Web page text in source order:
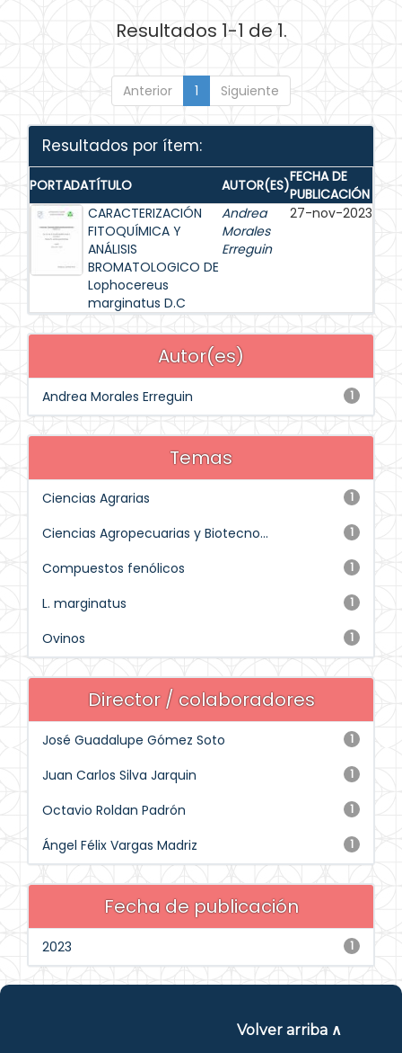
Resultados 1-1 de 1.
Anterior 1 Siguiente
Resultados por ítem:
PORTADATÍTULO AUTOR(ES)FECHA DE
PUBLICACIÓN
CARACTERIZACIÓN
FITOQUÍMICA Y
ANÁLISIS
BROMATOLOGICO DE
Lophocereus
marginatus D.C
Andrea
Morales
Erreguin
27-nov-2023
Autor(es)
1
Andrea Morales Erreguin
Temas
1
Ciencias Agrarias
1
Ciencias Agropecuarias y Biotecno...
1
Compuestos fenólicos
1
L. marginatus
1
Ovinos
Director / colaboradores
1
José Guadalupe Gómez Soto
1
Juan Carlos Silva Jarquin
1
Octavio Roldan Padrón
1
Ángel Félix Vargas Madriz
Fecha de publicación
1
2023
Volver arriba ∧